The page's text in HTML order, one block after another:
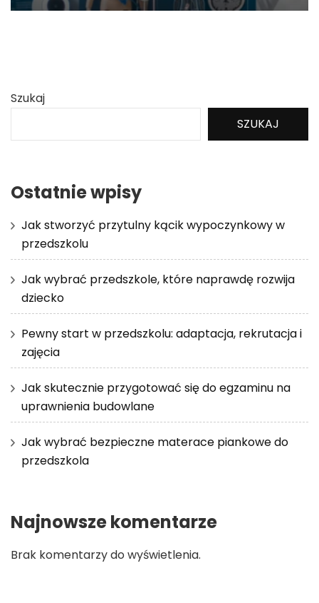
Szukaj
SZUKAJ
Ostatnie wpisy
Jak stworzyć przytulny kącik wypoczynkowy w
przedszkolu
Jak wybrać przedszkole, które naprawdę rozwija
dziecko
Pewny start w przedszkolu: adaptacja, rekrutacja i
zajęcia
Jak skutecznie przygotować się do egzaminu na
uprawnienia budowlane
Jak wybrać bezpieczne materace piankowe do
przedszkola
Najnowsze komentarze
Brak komentarzy do wyświetlenia.